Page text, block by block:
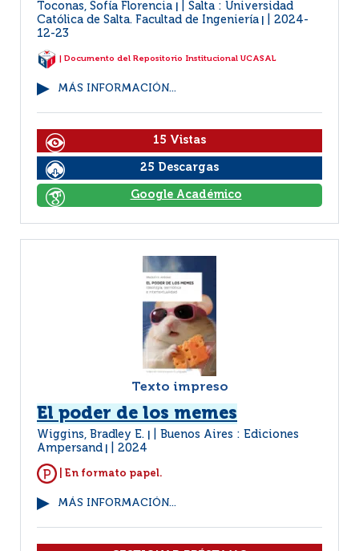
Toconas, Sofía Florencia
Salta : Universidad
Católica de Salta. Facultad de Ingeniería
2024-
12-23
| Documento del Repositorio Institucional UCASAL
MÁS INFORMACIÓN...
15 Vistas
25 Descargas
Google Académico
Texto impreso
El poder de los memes
Wiggins, Bradley E.
Buenos Aires : Ediciones
Ampersand
2024
| En formato papel.
MÁS INFORMACIÓN...